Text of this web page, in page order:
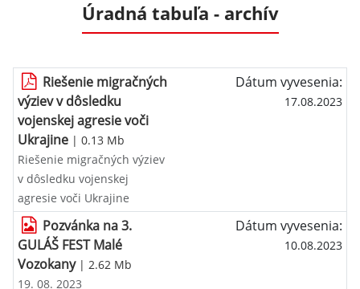
Úradná tabuľa - archív
Riešenie migračných
výziev v dôsledku
vojenskej agresie voči
Ukrajine | 0.13 Mb
Dátum vyvesenia:
17.08.2023
Riešenie migračných výziev
v dôsledku vojenskej
agresie voči Ukrajine
Pozvánka na 3.
GULÁŠ FEST Malé
Vozokany| 2.62 Mb
Dátum vyvesenia:
10.08.2023
19. 08. 2023